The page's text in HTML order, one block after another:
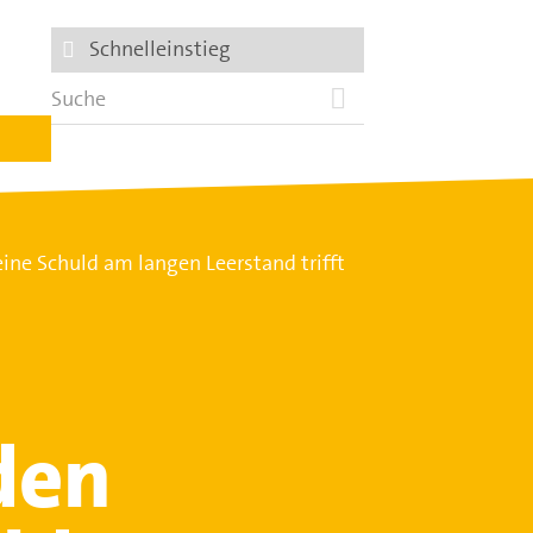
Schnelleinstieg
Schuld am langen Leerstand trifft